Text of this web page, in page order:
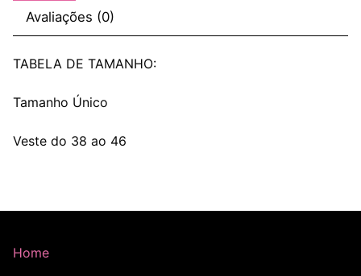
Avaliações (0)
TABELA DE TAMANHO:
Tamanho Único
Veste do 38 ao 46
Home